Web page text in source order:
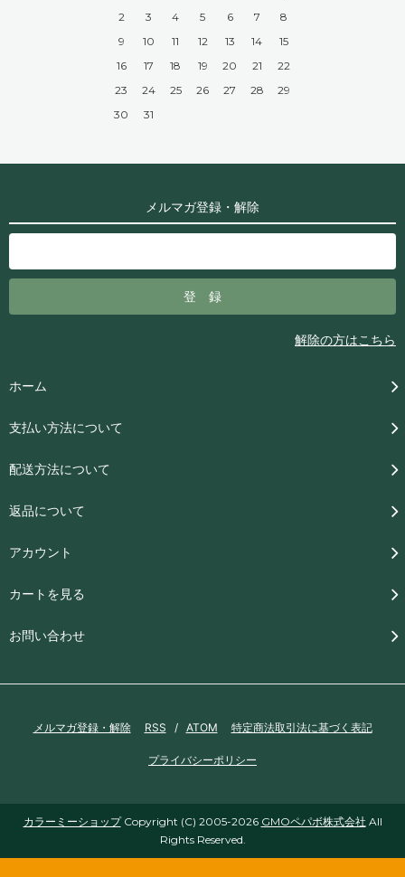
2
3 4 5 6 7
8
9
10 11 12 13 14
15
16
17 18 19 20 21
22
23
24 25 26 27 28
29
30
31
メルマガ登録・解除
解除の方はこちら
ホーム
支払い方法について
配送方法について
返品について
アカウント
カートを見る
お問い合わせ
メルマガ登録・解除 RSS / ATOM 特定商法取引法に基づく表記
プライバシーポリシー
カラーミーショップCopyright (C) 2005-2026 GMOペパボ株式会社 All
Rights Reserved.